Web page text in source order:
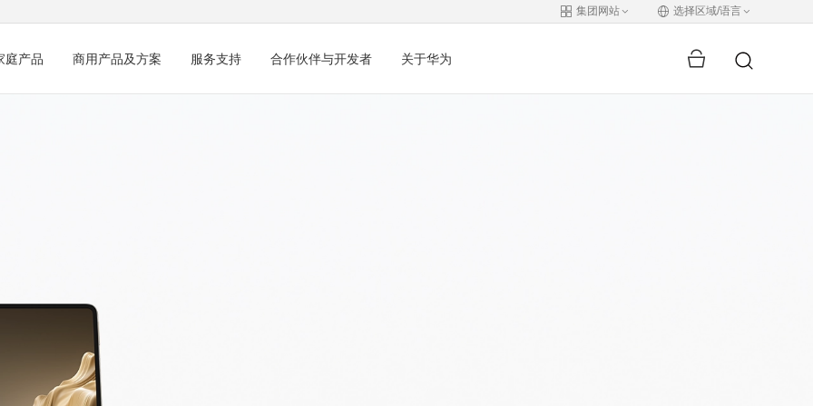
集团网站 选择区域/语言
庭产品 商用产品及方案 服务支持 合作伙伴与开发者 关于华为